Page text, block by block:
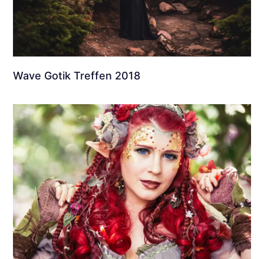
Wave Gotik Treffen 2018